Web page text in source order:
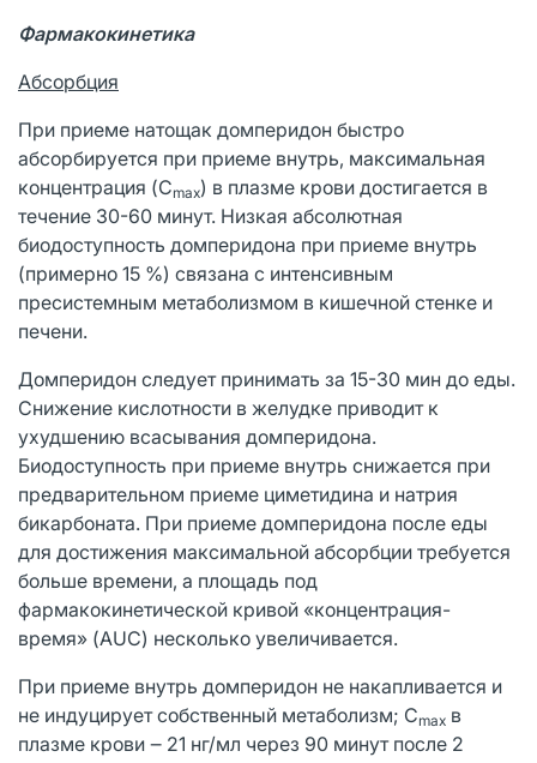
Фармакокинетика
Абсорбция
При приеме натощак домперидон быстро
абсорбируется при приеме внутрь, максимальная
концентрация (Cmax) в плазме крови достигается в
течение 30-60 минут. Низкая абсолютная
биодоступность домперидона при приеме внутрь
(примерно 15 %) связана с интенсивным
пресистемным метаболизмом в кишечной стенке и
печени.
Домперидон следует принимать за 15-30 мин до еды.
Снижение кислотности в желудке приводит к
ухудшению всасывания домперидона.
Биодоступность при приеме внутрь снижается при
предварительном приеме циметидина и натрия
бикарбоната. При приеме домперидона после еды
для достижения максимальной абсорбции требуется
больше времени, а площадь под
фармакокинетической кривой «концентрация-
время» (AUC) несколько увеличивается.
При приеме внутрь домперидон не накапливается и
не индуцирует собственный метаболизм; Cmax в
плазме крови ‒ 21 нг/мл через 90 минут после 2